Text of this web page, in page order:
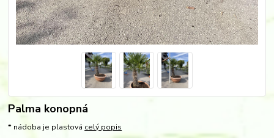
Palma konopná
* nádoba je plastová celý popis